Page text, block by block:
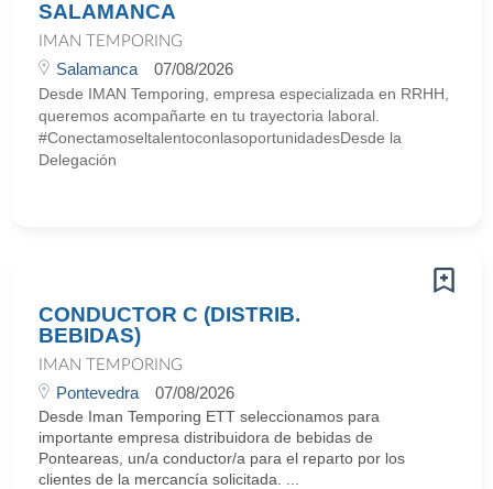
SALAMANCA
IMAN TEMPORING
Salamanca 07/08/2026
Desde IMAN Temporing, empresa especializada en RRHH,
queremos acompañarte en tu trayectoria laboral.
#ConectamoseltalentoconlasoportunidadesDesde la
Delegación
CONDUCTOR C (DISTRIB.
BEBIDAS)
IMAN TEMPORING
Pontevedra 07/08/2026
Desde Iman Temporing ETT seleccionamos para
importante empresa distribuidora de bebidas de
Ponteareas, un/a conductor/a para el reparto por los
clientes de la mercancía solicitada. ...